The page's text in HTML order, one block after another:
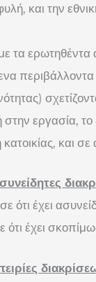
και την
τα ερωτηθέντα
περιβάλλοντα
εργασία, το
και
ότι έχει
έχει